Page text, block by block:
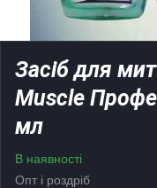
Засіб для
Muscle
мл
В наявності
Опт і роздріб